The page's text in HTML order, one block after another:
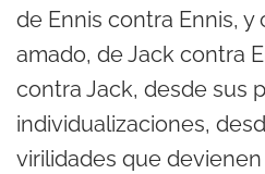
de Ennis contra Ennis, y
amado, de Jack contra
contra Jack, desde sus
individualizaciones,
virilidades que